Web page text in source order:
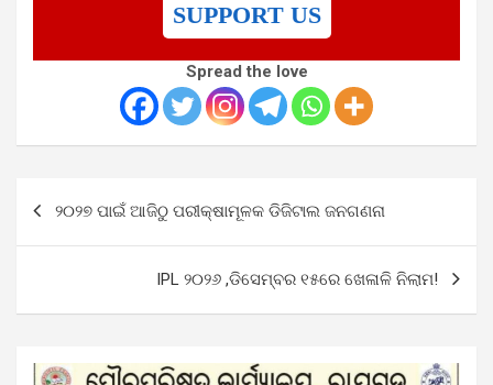
SUPPORT US
Spread the love
୨୦୨୭ ପାଇଁ ଆଜିଠୁ ପରୀକ୍ଷାମୂଳକ ଡିଜିଟାଲ ଜନଗଣନା
IPL ୨୦୨୬ ,ଡିସେମ୍ବର ୧୫ରେ ଖେଳାଳି ନିଲାମ!